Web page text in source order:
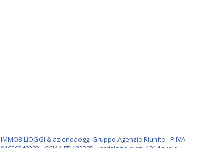
IMMOBILIOGGI & aziendaoggi Gruppo Agenzie Riunite - P.IVA